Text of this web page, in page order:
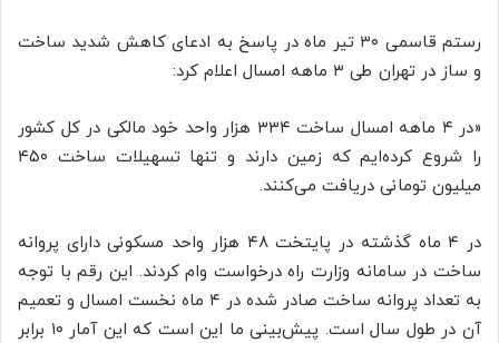
رستم قاسمی ۳۰ تیر ماه در پاسخ به ادعای کاهش شدید ساخت
و ساز در تهران طی ۳ ماهه امسال اعلام کرد:
«در ۴ ماهه امسال ساخت ۳۳۴ هزار واحد خود مالکی در کل کشور
را شروع کرده‌ایم که زمین دارند و تنها تسهیلات ساخت ۴۵۰
میلیون تومانی دریافت می‌کنند.
در ۴ ماه گذشته در پایتخت ۴۸ هزار واحد مسکونی دارای پروانه
ساخت در سامانه وزارت راه درخواست وام کردند. این رقم با توجه
به تعداد پروانه ساخت صادر شده در ۴ ماه نخست امسال و تعمیم
آن در طول سال است. پیش‌بینی ما این است که این آمار ۱۰ برابر